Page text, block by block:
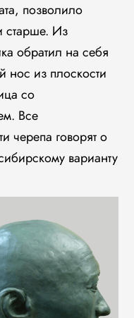
позволило
старше. Из
обратил на себя
нос из плоскости
со
Все
черепа говорят о
варианту